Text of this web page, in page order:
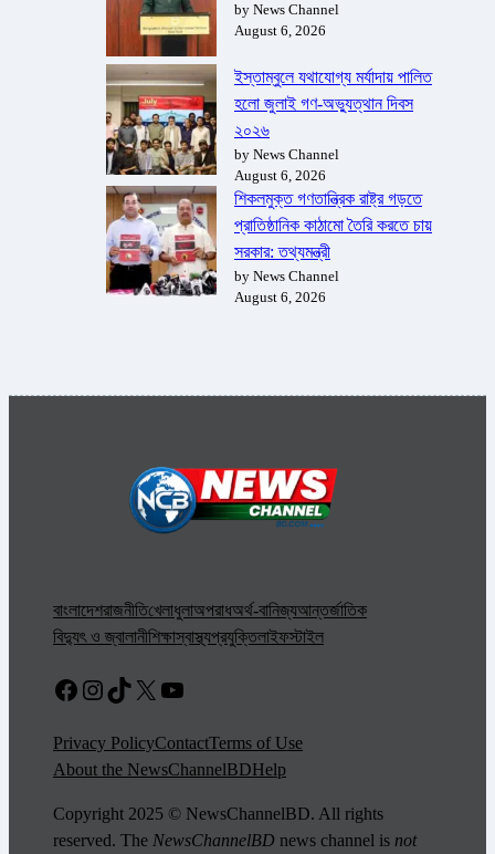
by News Channel
August 6, 2026
ইস্তাম্বুলে যথাযোগ্য মর্যাদায় পালিত
হলো জুলাই গণ-অভ্যুত্থান দিবস
২০২৬
by News Channel
August 6, 2026
শিকলমুক্ত গণতান্ত্রিক রাষ্ট্র গড়তে
প্রাতিষ্ঠানিক কাঠামো তৈরি করতে চায়
সরকার: তথ্যমন্ত্রী
by News Channel
August 6, 2026
বাংলাদেশরাজনীতিখেলাধুলাঅপরাধঅর্থ-বানিজ্যআন্তর্জাতিক
বিদ্যুৎ ও জ্বালানীশিক্ষাস্বাস্থ্যপ্রযুক্তিলাইফস্টাইল
Facebook
Instagram
TikTok
X YouTube
Privacy PolicyContactTerms of Use
About the NewsChannelBDHelp
Copyright 2025 © NewsChannelBD. All rights
reserved. The NewsChannelBD news channel is not